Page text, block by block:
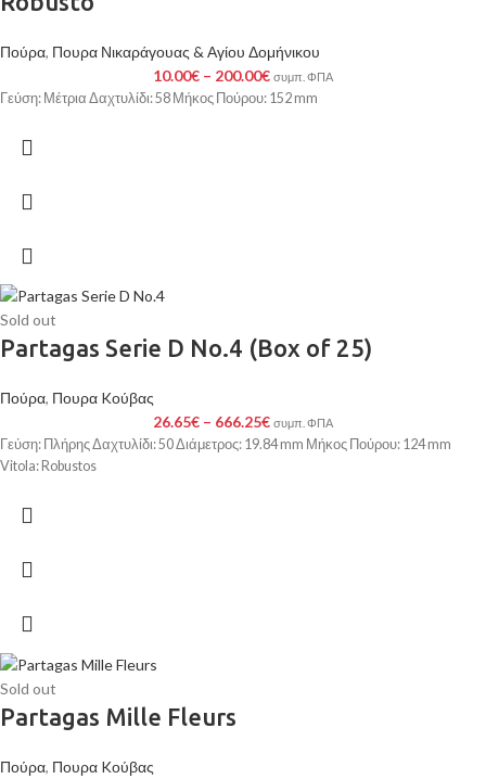
Πούρα, Πουρα Νικαράγουας & Αγίου Δομήνικου
10.00€ – 200.00€ συμπ. ΦΠΑ
Γεύση: Μέτρια Δαχτυλίδι: 58 Μήκος Πούρου: 152 mm
Sold out
Partagas Serie D No.4 (Box of 25)
Πούρα, Πουρα Kούβας
26.65€ – 666.25€ συμπ. ΦΠΑ
Γεύση: Πλήρης Δαχτυλίδι: 50 Διάμετρος: 19.84 mm Μήκος Πούρου: 124 mm
Vitola: Robustos
Sold out
Partagas Mille Fleurs
Πούρα, Πουρα Kούβας